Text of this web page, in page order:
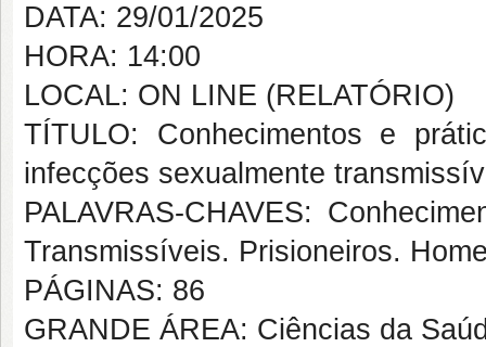
DATA: 29/01/2025
HORA: 14:00
LOCAL: ON LINE (RELATÓRIO)
TÍTULO: Conhecimentos e
infecções sexualmente
PALAVRAS-CHAVES:
Transmissíveis. Prisioneiros.
PÁGINAS: 86
GRANDE ÁREA: Ciências da